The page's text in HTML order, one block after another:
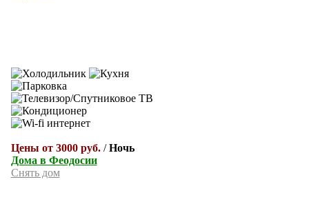
Цены от 3000 руб./Ночь
Дома в Феодосии
Снять дом